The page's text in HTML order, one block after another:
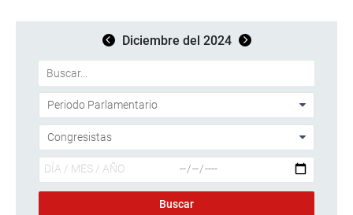
Diciembre del 2024